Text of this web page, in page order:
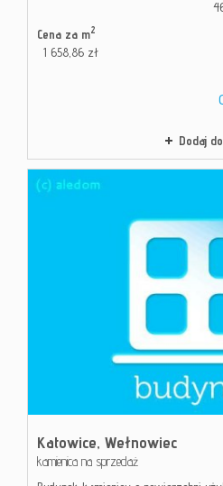
Cena za m2
1 658,86 zł
Dodaj
Katowice, Wełnowiec
kamienica na sprzedaż